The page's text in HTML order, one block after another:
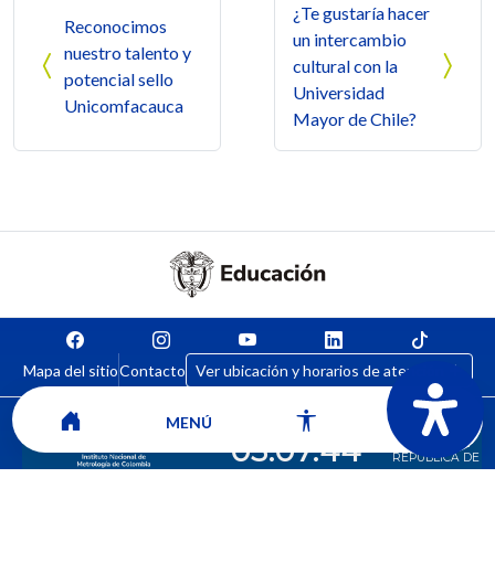
Reconocimos
nuestro talento y
potencial sello
Unicomfacauca
¿Te gustaría hacer
un intercambio
cultural con la
Universidad
Mayor de Chile?
Mapa del sitioContacto Ver ubicación y horarios de atención
MENÚ